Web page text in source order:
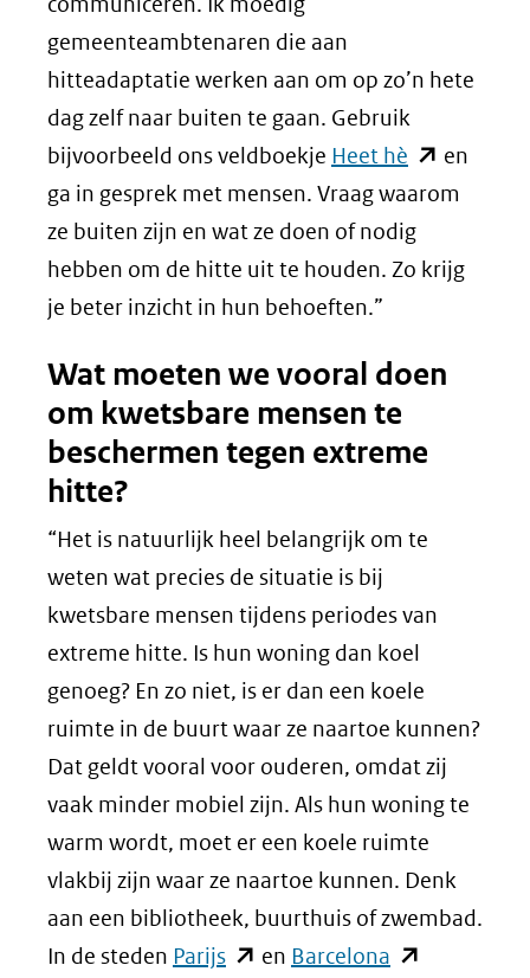
gemeenteambtenaren die aan
hitteadaptatie werken aan om op zo’n hete
dag zelf naar buiten te gaan. Gebruik
bijvoorbeeld ons veldboekje Heet hè (opent
in
nieuw
venster)
een
website)
en
ga in gesprek met mensen. Vraag waarom
ze buiten zijn en wat ze doen of nodig
hebben om de hitte uit te houden. Zo krijg
je beter inzicht in hun behoeften.”
Wat moeten we vooral doen
om kwetsbare mensen te
beschermen tegen extreme
hitte?
“Het is natuurlijk heel belangrijk om te
weten wat precies de situatie is bij
kwetsbare mensen tijdens periodes van
extreme hitte. Is hun woning dan koel
genoeg? En zo niet, is er dan een koele
ruimte in de buurt waar ze naartoe kunnen?
Dat geldt vooral voor ouderen, omdat zij
vaak minder mobiel zijn. Als hun woning te
warm wordt, moet er een koele ruimte
vlakbij zijn waar ze naartoe kunnen. Denk
aan een bibliotheek, buurthuis of zwembad.
In de steden Parijs(opent
en Barcelona (opent